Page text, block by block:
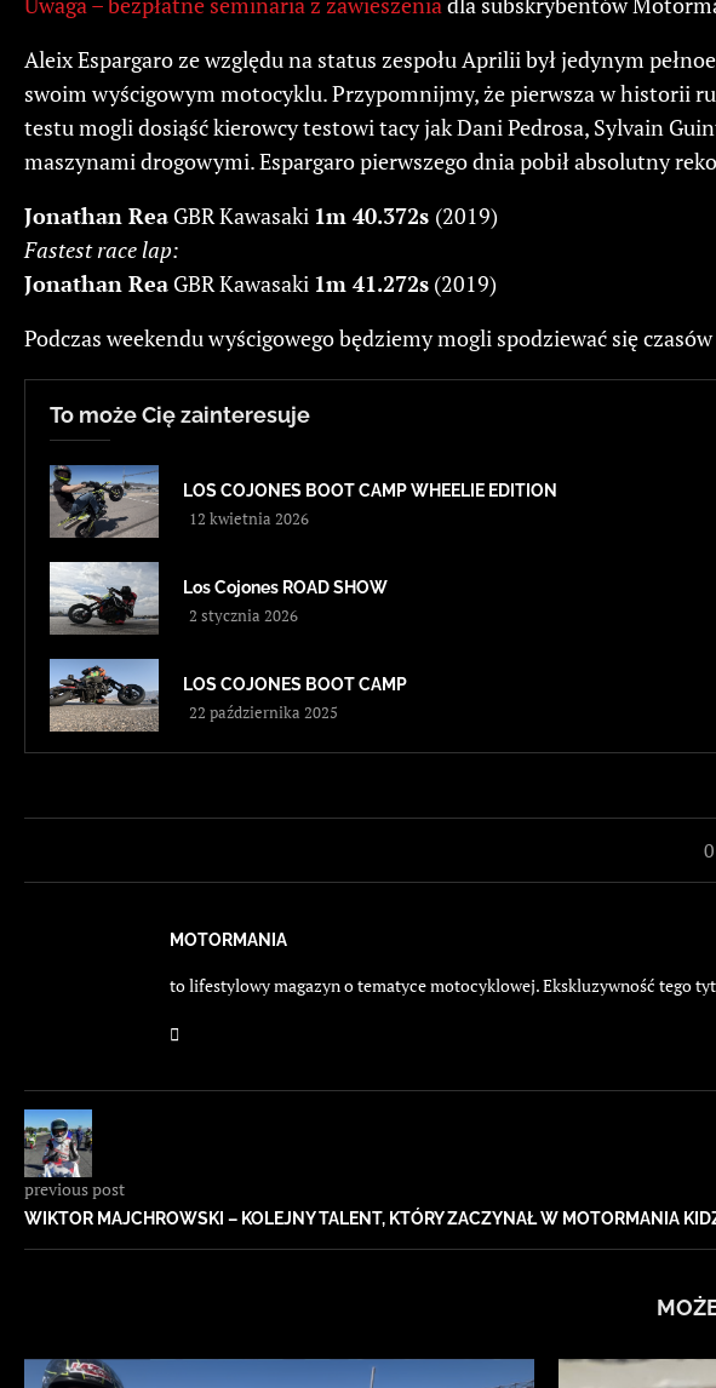
Aleix Espargaro ze względu na status zespołu Aprilii był jedynym
swoim wyścigowym motocyklu. Przypomnijmy, że pierwsza w historii
testu mogli dosiąść kierowcy testowi tacy jak Dani Pedrosa, Sylvain
maszynami drogowymi. Espargaro pierwszego dnia pobił absolutny
Jonathan Rea GBR Kawasaki 1m 40.372s (2019)
Fastest race lap:
Jonathan Rea GBR Kawasaki 1m 41.272s (2019)
Podczas weekendu wyścigowego będziemy mogli spodziewać się
To może Cię zainteresuje
LOS COJONES BOOT CAMP WHEELIE EDITION
12 kwietnia 2026
Los Cojones ROAD SHOW
2 stycznia 2026
LOS COJONES BOOT CAMP
22 października 2025
MOTORMANIA
to lifestylowy magazyn o tematyce motocyklowej. Ekskluzywność tego
previous post
WIKTOR MAJCHROWSKI – KOLEJNY TALENT, KTÓRY ZACZYNAŁ W MOTORMANIA